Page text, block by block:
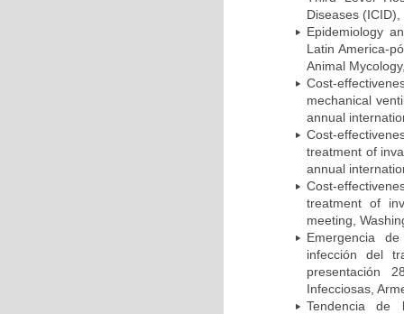
Diseases
Epidemiology
Latin America-
Animal
Cost-
mechanical
annual
Cost-
treatment of
annual
Cost-
treatment of
meeting,
Emergencia
infección del
presentación
Infecciosas,
Tendencia de